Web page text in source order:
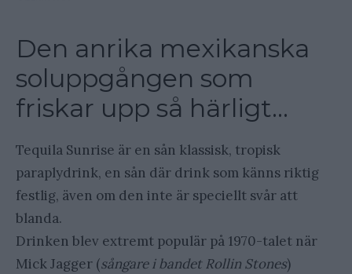
Den anrika mexikanska
soluppgången som
friskar upp så härligt…
Tequila Sunrise är en sån klassisk, tropisk
paraplydrink, en sån där drink som känns riktig
festlig, även om den inte är speciellt svår att
blanda.
Drinken blev extremt populär på 1970-talet när
Mick Jagger (sångare i bandet Rollin Stones)